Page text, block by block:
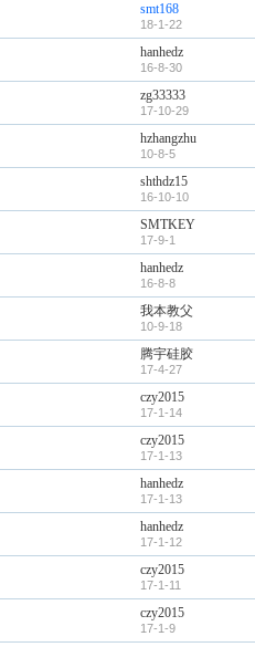
smt168
18-1-22
hanhedz
16-8-30
zg33333
17-10-29
hzhangzhu
10-8-5
shthdz15
16-10-10
SMTKEY
17-9-1
hanhedz
16-8-8
我本教父
10-9-18
腾宇硅胶
17-4-27
czy2015
17-1-14
czy2015
17-1-13
hanhedz
17-1-13
hanhedz
17-1-12
czy2015
17-1-11
czy2015
17-1-9